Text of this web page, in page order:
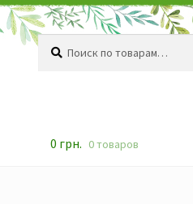
Искать:
Поиск
0 грн. 0 товаров